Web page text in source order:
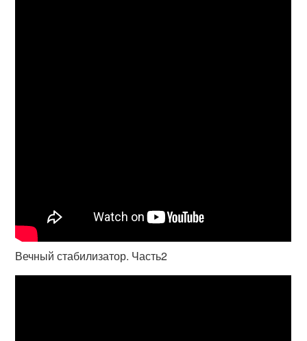
Вечный стабилизатор. Часть2